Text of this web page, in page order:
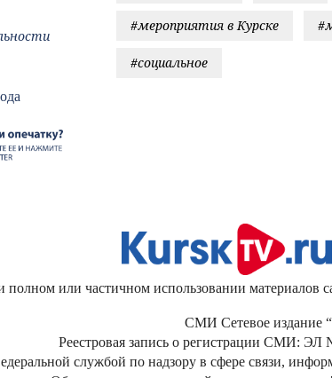
#мероприятия в Курске
#социальное
или частичном использовании материалов
СМИ Сетевое издание
Реестровая запись о регистрации СМИ: ЭЛ
службой по надзору в сфере связи,